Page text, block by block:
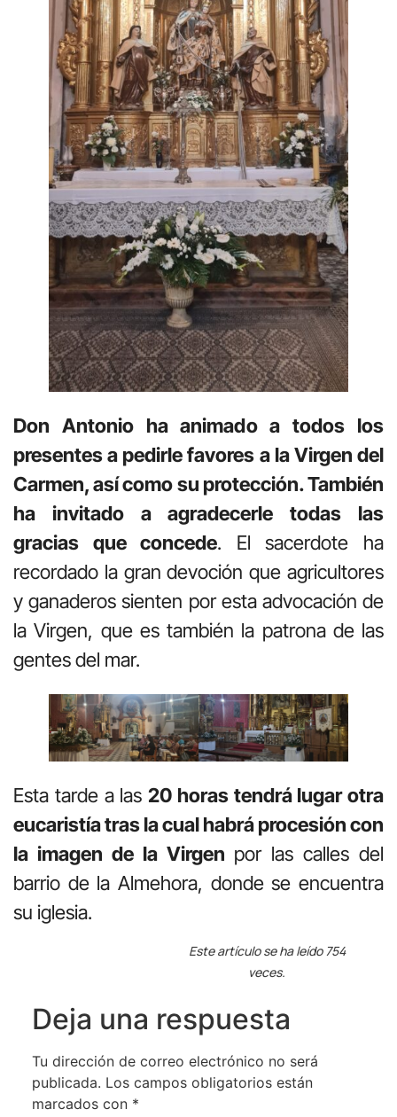
Don Antonio ha animado a todos los
presentes a pedirle favores a la Virgen del
Carmen, así como su protección. También
ha invitado a agradecerle todas las
gracias que concede. El sacerdote ha
recordado la gran devoción que agricultores
y ganaderos sienten por esta advocación de
la Virgen, que es también la patrona de las
gentes del mar.
Esta tarde a las 20 horas tendrá lugar otra
eucaristía tras la cual habrá procesión con
la imagen de la Virgen por las calles del
barrio de la Almehora, donde se encuentra
su iglesia.
Este artículo se ha leído 754
veces.
Deja una respuesta
Tu dirección de correo electrónico no será
publicada. Los campos obligatorios están
marcados con *